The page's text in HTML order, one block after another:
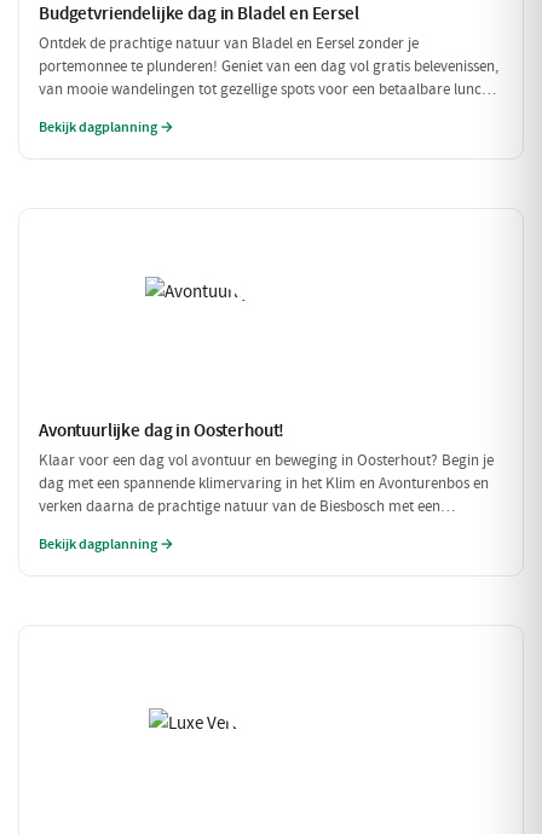
Budgetvriendelijke dag in Bladel en Eersel
Ontdek de prachtige natuur van Bladel en Eersel zonder je
portemonnee te plunderen! Geniet van een dag vol gratis belevenissen,
van mooie wandelingen tot gezellige spots voor een betaalbare lunch.
zonder dat je veel hoeft uit te geven.
Bekijk dagplanning →
Avontuurlijke dag in Oosterhout!
Klaar voor een dag vol avontuur en beweging in Oosterhout? Begin je
dag met een spannende klimervaring in het Klim en Avonturenbos en
verken daarna de prachtige natuur van de Biesbosch met een
Natuurpoortcafé BOS & Co, waar je energie krijgt voor de volgende
Bekijk dagplanning →